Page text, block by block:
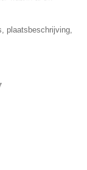
plaatsbeschrijving,